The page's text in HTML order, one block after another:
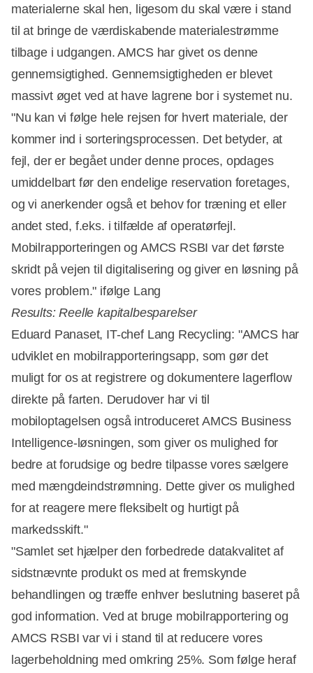
materialerne skal hen, ligesom du skal være i stand
til at bringe de værdiskabende materialestrømme
tilbage i udgangen. AMCS har givet os denne
gennemsigtighed. Gennemsigtigheden er blevet
massivt øget ved at have lagrene bor i systemet nu.
"Nu kan vi følge hele rejsen for hvert materiale, der
kommer ind i sorteringsprocessen. Det betyder, at
fejl, der er begået under denne proces, opdages
umiddelbart før den endelige reservation foretages,
og vi anerkender også et behov for træning et eller
andet sted, f.eks. i tilfælde af operatørfejl.
Mobilrapporteringen og AMCS RSBI var det første
skridt på vejen til digitalisering og giver en løsning på
vores problem." ifølge Lang
Results: Reelle kapitalbesparelser
Eduard Panaset, IT-chef Lang Recycling: "AMCS har
udviklet en mobilrapporteringsapp, som gør det
muligt for os at registrere og dokumentere lagerflow
direkte på farten. Derudover har vi til
mobiloptagelsen også introduceret AMCS Business
Intelligence-løsningen, som giver os mulighed for
bedre at forudsige og bedre tilpasse vores sælgere
med mængdeindstrømning. Dette giver os mulighed
for at reagere mere fleksibelt og hurtigt på
markedsskift."
"Samlet set hjælper den forbedrede datakvalitet af
sidstnævnte produkt os med at fremskynde
behandlingen og træffe enhver beslutning baseret på
god information. Ved at bruge mobilrapportering og
AMCS RSBI var vi i stand til at reducere vores
lagerbeholdning med omkring 25%. Som følge heraf